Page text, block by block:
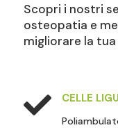
Scopri i nostri
osteopatia e
migliorare la
 CELLE